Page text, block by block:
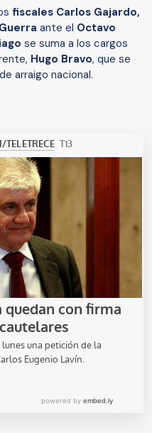
fiscales Carlos Gajardo,
ante el Octavo
se suma a los cargos
Hugo Bravo, que se
arraigo nacional.